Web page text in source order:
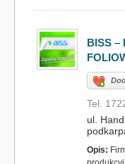
BISS –
Tel.
ul.
Opis: